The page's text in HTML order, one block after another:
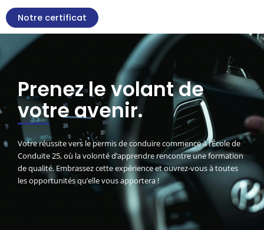
Notre certificat
Prenez le volant de
votre avenir.
Votre réussite vers le permis de conduire commence à l’École de
Conduite 25, où la volonté d’apprendre rencontre une formation
de qualité. Embrassez cette expérience et ouvrez-vous à toutes
les opportunités qu’elle vous apportera !